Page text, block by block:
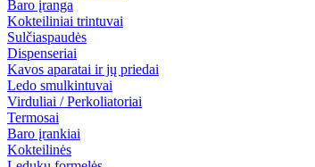
Baro įranga
Kokteiliniai trintuvai
Sulčiaspaudės
Dispenseriai
Kavos aparatai ir jų priedai
Ledo smulkintuvai
Virduliai / Perkoliatoriai
Termosai
Baro įrankiai
Kokteilinės